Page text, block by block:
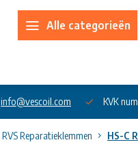
Alle categorieën
info@vescoil.com KVK
RVS Reparatieklemmen HS-C